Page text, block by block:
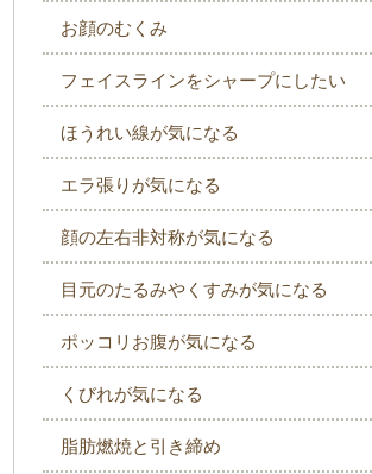
お顔のむくみ
フェイスラインをシャープにしたい
ほうれい線が気になる
エラ張りが気になる
顔の左右非対称が気になる
目元のたるみやくすみが気になる
ポッコリお腹が気になる
くびれが気になる
脂肪燃焼と引き締め